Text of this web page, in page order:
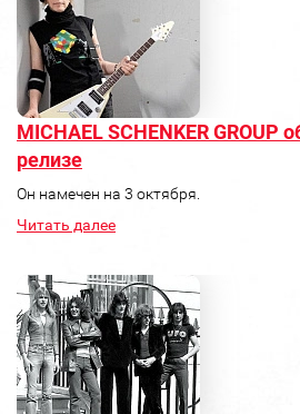
MICHAEL SCHENKER GROUP
релизе
Он намечен на 3 октября.
Читать далее